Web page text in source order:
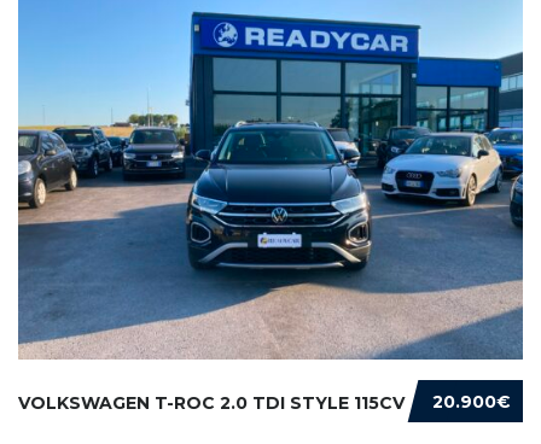
20.900€
VOLKSWAGEN T-ROC 2.0 TDI STYLE 115CV